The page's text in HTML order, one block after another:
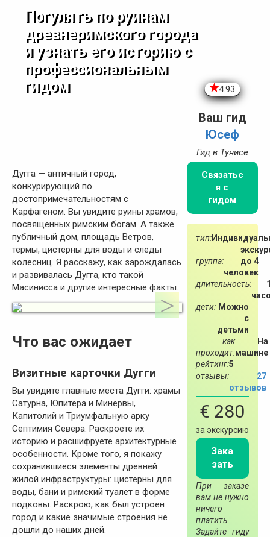
Погулять по руинам
древнеримского города
и узнать его историю с
профессиональным
гидом
4.93
Ваш гид
Юсеф
Гид в Тунисе
Связатьс
я с
гидом
тип:
группа:
до 4
человек
длительность:
дети: Можно
с
детьми
как
проходит:
На
машине
рейтинг:5
отзывы:
27
отзывов
€ 280
за экскурсию
Зака
зать
При заказе
вам не нужно
ничего
платить.
Задайте гиду
Дугга — античный город,
конкурирующий по
достопримечательностям с
Карфагеном. Вы увидите руины храмов,
посвященных римским богам. А также
публичный дом, площадь Ветров,
термы, цистерны для воды и следы
колесниц. Я расскажу, как зарождалась
и развивалась Дугга, кто такой
Масинисса и другие интересные факты.
Что вас ожидает
Визитные карточки Дугги
Вы увидите главные места Дугги: храмы
Сатурна, Юпитера и Минервы,
Капитолий и Триумфальную арку
Септимия Севера. Раскроете их
историю и расшифруете архитектурные
особенности. Кроме того, я покажу
сохранившиеся элементы древней
жилой инфраструктуры: цистерны для
воды, бани и римский туалет в форме
подковы. Раскрою, как был устроен
город и какие значимые строения не
дошли до наших дней.